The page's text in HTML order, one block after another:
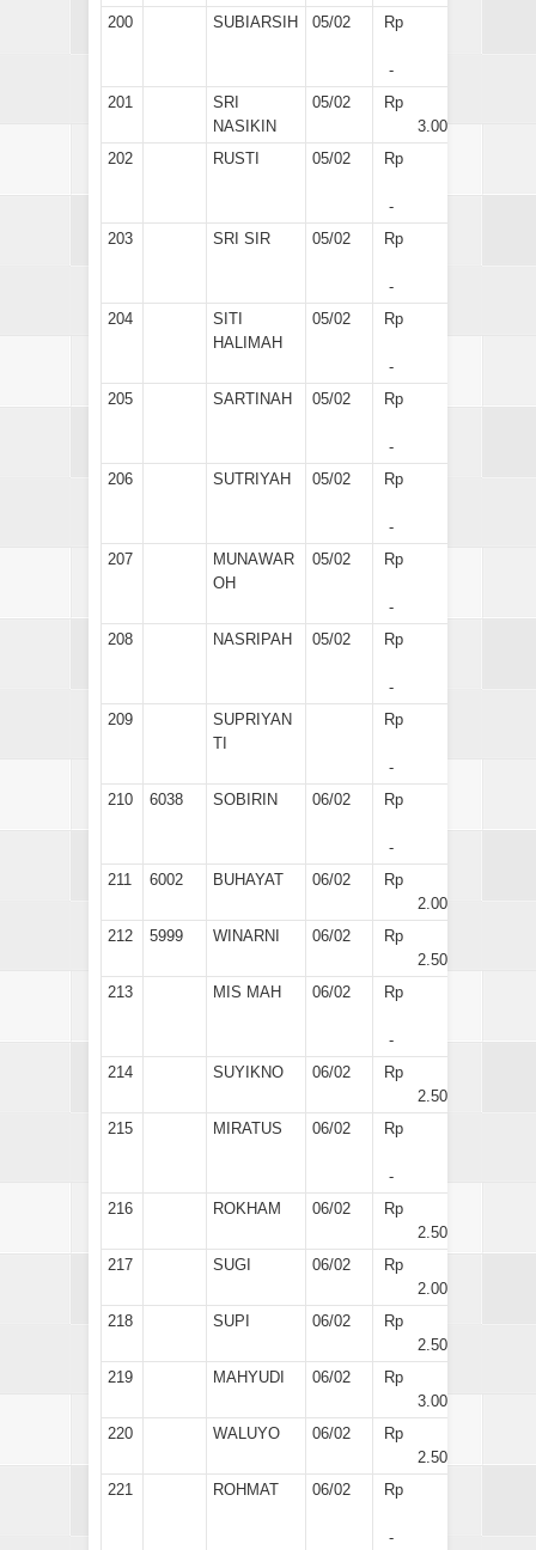
200
SUBIARSIH 05/02 Rp
-
201
SRI
NASIKIN
05/02
Rp
3.000
202
RUSTI 05/02 Rp
-
203
SRI SIR 05/02 Rp
-
204
SITI
HALIMAH
05/02 Rp
-
205
SARTINAH 05/02 Rp
-
206
SUTRIYAH 05/02 Rp
-
207
MUNAWAR
OH
05/02 Rp
-
208
NASRIPAH 05/02 Rp
-
209
SUPRIYAN
TI
Rp
-
210
6038 SOBIRIN 06/02 Rp
-
211
6002 BUHAYAT 06/02
Rp
2.000
212
5999 WINARNI 06/02
Rp
2.500
213
MIS MAH 06/02 Rp
-
214
SUYIKNO 06/02
Rp
2.500
215
MIRATUS 06/02 Rp
-
216
ROKHAM 06/02
Rp
2.500
217
SUGI 06/02
Rp
2.000
218
SUPI 06/02
Rp
2.500
219
MAHYUDI 06/02
Rp
3.000
220
WALUYO 06/02
Rp
2.500
221
ROHMAT 06/02 Rp
-